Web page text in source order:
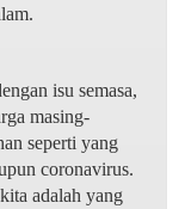
isu semasa,
masing-
seperti yang
coronavirus.
adalah yang